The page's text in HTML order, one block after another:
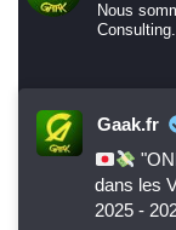
Nous
Consulting.
Gaak.fr
dans les
2025 -